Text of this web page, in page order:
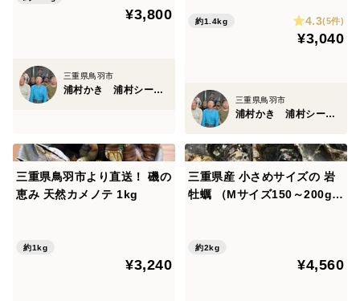
の旨味と贅沢な味わいが自慢です。
豊かな自然に囲まれた浦湾で育まれた牡蠣は、プリプリ
「浦村牡蠣」は栄養価が非常に高く、「海のミルク」と
しても知られており、健康を意識される方や美食家の間
特に、この牡蠣に含まれる豊富な栄養素は、免疫力の向
上や疲労回復、美肌効果など、
体にさまざまな健康効果をもたらします。
式で養殖されており、
¥3,800
三重県鳥羽市
浦村かき 浦村シーファーム
約1.4kg 4.3(5件)
¥3,040
三重県鳥羽市
浦村かき 浦村シーファーム
三重県鳥羽市より直送！ 磯の
恵み 天然カメノテ 1kg
約1kg
¥3,240
三重県産 小さめサイズの 岩
牡蠣 （Mサイズ150～200g）
Q約2kg
¥4,560